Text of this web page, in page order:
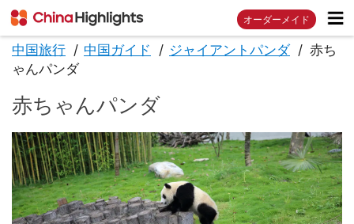
オーダーメイド
中国旅行 中国ガイド ジャイアントパンダ
赤ち
ゃんパンダ
赤ちゃんパンダ